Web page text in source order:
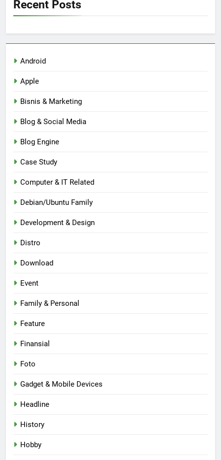
Recent Posts
Android
Apple
Bisnis & Marketing
Blog & Social Media
Blog Engine
Case Study
Computer & IT Related
Debian/Ubuntu Family
Development & Design
Distro
Download
Event
Family & Personal
Feature
Finansial
Foto
Gadget & Mobile Devices
Headline
History
Hobby